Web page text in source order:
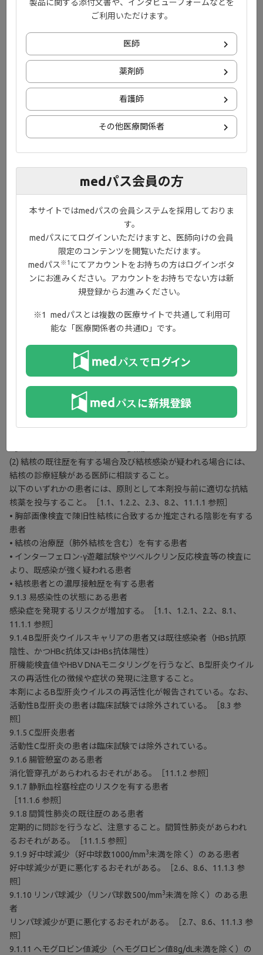
徴候や症状の発現が認められた場合には、患者に受診するよう説
また、ヘルペスウイルス以外のウイルスの再活性化にも注意する
こと。［11. 1. 1参照］
8.5 感染症発現のリスクを否定できないので、本剤開始直前及び投
与中の生ワクチン接種は行わないこと。
8.6 好中球減少、リンパ球減少及びヘモグロビン減少があらわれる
ことがあるので、投与前の検査値を測定するとともに本剤投与開
始後は定期的に好中球数、リンパ球数及びヘモグロビン値を確認
すること。［2. 6- 2. 8、9. 1. 9- 9. 1. 11、11. 1. 3参照］
8.8 総コレステロール、LDLコレステロール、HDLコレステロール
がある。本剤投与開始後は定期的に脂質検査値を確認すること。
臨床上必要と認められた場合には、脂質異常症治療薬の投与等の
適切な処置を考慮すること。
8.9 トランスアミナーゼ値の上昇があらわれることがあるので、ベ
ースラインを測定するとともに、本剤投与中は観察を十分に行う
こと。［11. 1. 4参照］
9.1 合併症・既往歴等のある患者
9.1.1 感染症（重篤な感染症を除く）の患者又は感染症が疑われる
［1.1、1.2.1、2.2、8.1、11.1.1 参照］
9.1.2 結核の既感染者（特に結核の既往歴のある患者及び胸部レン
(2) 結核の既往歴を有する場合及び結核感染が疑われる場合には、
結核の診療経験がある医師に相談すること。
以下のいずれかの患者には、原則として本剤投与前に適切な抗結
核薬を投与すること。［1.1、1.2.2、2.3、8.2、11.1.1 参照］
• 胸部画像検査で陳旧性結核に合致するか推定される陰影を有する
患者
• 結核の治療歴（肺外結核を含む）を有する患者
• インターフェロン-γ遊離試験やツベルクリン反応検査等の検査に
より、既感染が強く疑われる患者
• 結核患者との濃厚接触歴を有する患者
9.1.3 易感染性の状態にある患者
感染症を発現するリスクが増加する。［1.1、1.2.1、2.2、8.1、
11.1.1 参照］
9.1.4 B型肝炎ウイルスキャリアの患者又は既往感染者（HBs抗原
陰性、かつHBc抗体又はHBs抗体陽性）
肝機能検査値やHBV DNAモニタリングを行うなど、B型肝炎ウイル
スの再活性化の徴候や症状の発現に注意すること。
本剤によるB型肝炎ウイルスの再活性化が報告されている。なお、
活動性B型肝炎の患者は臨床試験では除外されている。［8.3 参
照］
9.1.5 C型肝炎患者
活動性C型肝炎の患者は臨床試験では除外されている。
9.1.6 腸管憩室のある患者
消化管穿孔があらわれるおそれがある。［11.1.2 参照］
9.1.7 静脈血栓塞栓症のリスクを有する患者
［11.1.6 参照］
9.1.8 間質性肺炎の既往歴のある患者
定期的に問診を行うなど、注意すること。間質性肺炎があらわれ
るおそれがある。［11.1.5 参照］
9.1.9 好中球減少（好中球数1000/mm3未満を除く）のある患者
好中球減少が更に悪化するおそれがある。［2.6、8.6、11.1.3 参
照］
9.1.10 リンパ球減少（リンパ球数500/mm3未満を除く）のある患
者
リンパ球減少が更に悪化するおそれがある。［2.7、8.6、11.1.3 参
照］
9.1.11 ヘモグロビン値減少（ヘモグロビン値8g/dL未満を除く）の
製品に関する添付文書や、インタビューフォームなどを
ご利用いただけます。
医師
薬剤師
看護師
その他医療関係者
medパス会員の方
本サイトではmedパスの会員システムを採用しておりま
す。
medパスにてログインいただけますと、医師向けの会員
限定のコンテンツを閲覧いただけます。
medパス※1 にてアカウントをお持ちの方はログインボタ
ンにお進みください。アカウントをお持ちでない方は新
規登録からお進みください。
medパスとは複数の医療サイトで共通して利用可
能な「医療関係者の共通ID」です。